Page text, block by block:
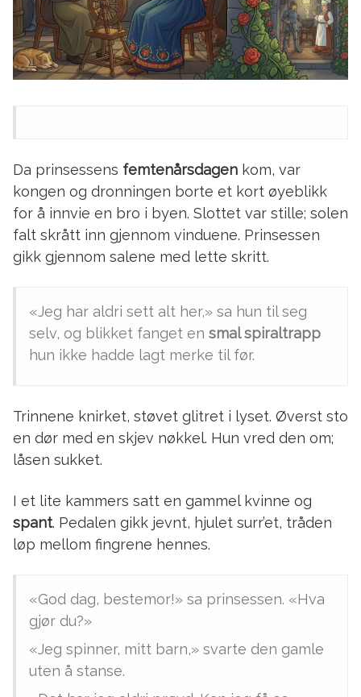
Da prinsessens femtenårsdagen kom, var
kongen og dronningen borte et kort øyeblikk
for å innvie en bro i byen. Slottet var stille; solen
falt skrått inn gjennom vinduene. Prinsessen
gikk gjennom salene med lette skritt.
«Jeg har aldri sett alt her,» sa hun til seg
selv, og blikket fanget en smal spiraltrapp
hun ikke hadde lagt merke til før.
Trinnene knirket, støvet glitret i lyset. Øverst sto
en dør med en skjev nøkkel. Hun vred den om;
låsen sukket.
I et lite kammers satt en gammel kvinne og
spant. Pedalen gikk jevnt, hjulet surr’et, tråden
løp mellom fingrene hennes.
«God dag, bestemor!» sa prinsessen. «Hva
gjør du?»
«Jeg spinner, mitt barn,» svarte den gamle
uten å stanse.